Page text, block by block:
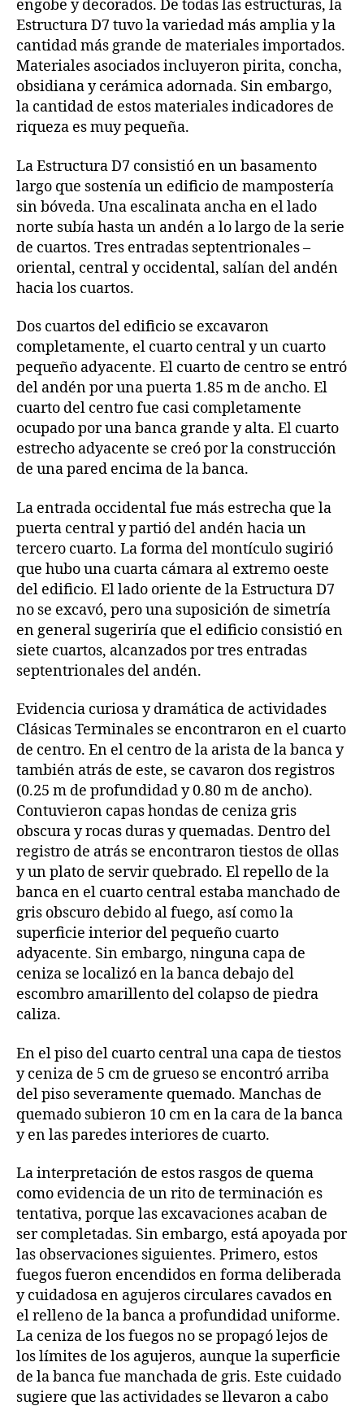
engobe y decorados. De todas las estructuras, la
Estructura D7 tuvo la variedad más amplia y la
cantidad más grande de materiales importados.
Materiales asociados incluyeron pirita, concha,
obsidiana y cerámica adornada. Sin embargo,
la cantidad de estos materiales indicadores de
riqueza es muy pequeña.
La Estructura D7 consistió en un basamento
largo que sostenía un edificio de mampostería
sin bóveda. Una escalinata ancha en el lado
norte subía hasta un andén a lo largo de la serie
de cuartos. Tres entradas septentrionales –
oriental, central y occidental, salían del andén
hacia los cuartos.
Dos cuartos del edificio se excavaron
completamente, el cuarto central y un cuarto
pequeño adyacente. El cuarto de centro se entró
del andén por una puerta 1.85 m de ancho. El
cuarto del centro fue casi completamente
ocupado por una banca grande y alta. El cuarto
estrecho adyacente se creó por la construcción
de una pared encima de la banca.
La entrada occidental fue más estrecha que la
puerta central y partió del andén hacia un
tercero cuarto. La forma del montículo sugirió
que hubo una cuarta cámara al extremo oeste
del edificio. El lado oriente de la Estructura D7
no se excavó, pero una suposición de simetría
en general sugeriría que el edificio consistió en
siete cuartos, alcanzados por tres entradas
septentrionales del andén.
Evidencia curiosa y dramática de actividades
Clásicas Terminales se encontraron en el cuarto
de centro. En el centro de la arista de la banca y
también atrás de este, se cavaron dos registros
(0.25 m de profundidad y 0.80 m de ancho).
Contuvieron capas hondas de ceniza gris
obscura y rocas duras y quemadas. Dentro del
registro de atrás se encontraron tiestos de ollas
y un plato de servir quebrado. El repello de la
banca en el cuarto central estaba manchado de
gris obscuro debido al fuego, así como la
superficie interior del pequeño cuarto
adyacente. Sin embargo, ninguna capa de
ceniza se localizó en la banca debajo del
escombro amarillento del colapso de piedra
caliza.
En el piso del cuarto central una capa de tiestos
y ceniza de 5 cm de grueso se encontró arriba
del piso severamente quemado. Manchas de
quemado subieron 10 cm en la cara de la banca
y en las paredes interiores de cuarto.
La interpretación de estos rasgos de quema
como evidencia de un rito de terminación es
tentativa, porque las excavaciones acaban de
ser completadas. Sin embargo, está apoyada por
las observaciones siguientes. Primero, estos
fuegos fueron encendidos en forma deliberada
y cuidadosa en agujeros circulares cavados en
el relleno de la banca a profundidad uniforme.
La ceniza de los fuegos no se propagó lejos de
los límites de los agujeros, aunque la superficie
de la banca fue manchada de gris. Este cuidado
sugiere que las actividades se llevaron a cabo